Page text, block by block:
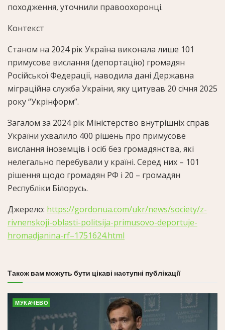
походження, уточнили правоохоронці.
Контекст
Станом на 2024 рік Україна виконала лише 101
примусове вислання (депортацію) громадян
Російської Федерації, наводила дані Державна
міграційна служба України, яку цитував 20 січня 2025
року “Укрінформ”.
Загалом за 2024 рік Міністерство внутрішніх справ
України ухвалило 400 рішень про примусове
вислання іноземців і осіб без громадянства, які
нелегально перебували у країні. Серед них – 101
рішення щодо громадян РФ і 20 – громадян
Республіки Білорусь.
Джерело: https://gordonua.com/ukr/news/society/z-
rivnenskoji-oblasti-politsija-primusovo-deportuje-
hromadjanina-rf–1751624.html
Також вам можуть бути цікаві наступні публікації
МУКАЧЕВО